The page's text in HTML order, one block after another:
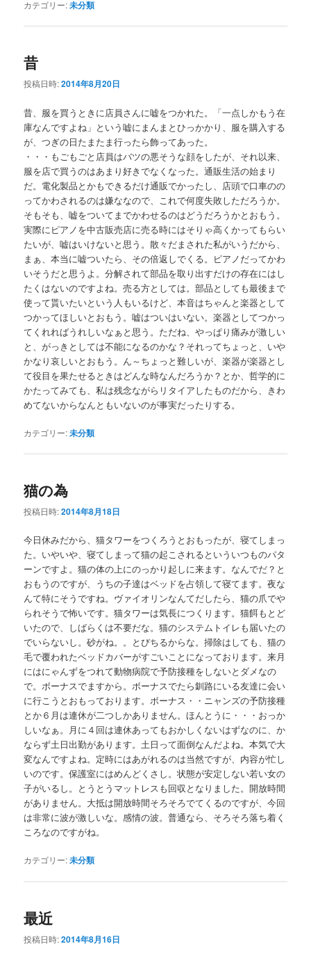
カテゴリー:未分類
昔
投稿日時:2014年8月20日
昔、服を買うときに店員さんに嘘をつかれた。「一点しかもう在
庫なんですよね」という嘘にまんまとひっかかり、服を購入する
が、つぎの日たまたま行ったら飾ってあった。
・・・もごもごと店員はバツの悪そうな顔をしたが、それ以来、
服を店で買うのはあまり好きでなくなった。通販生活の始まり
だ。電化製品とかもできるだけ通販でかったし、店頭で口車のの
ってかわされるのは嫌ななので、これで何度失敗しただろうか。
そもそも、嘘をついてまでかわせるのはどうだろうかとおもう。
実際にピアノを中古販売店に売る時にはそりゃ高くかってもらい
たいが、嘘はいけないと思う。散々だまされた私がいうだから、
まぁ、本当に嘘ついたら、その倍返しでくる。ピアノだってかわ
いそうだと思うよ。分解されて部品を取り出すだけの存在にはし
たくはないのですよね。売る方としては。部品としても最後まで
使って貰いたいという人もいるけど、本音はちゃんと楽器として
つかってほしいとおもう。嘘はついはいない。楽器としてつかっ
てくれればうれしいなぁと思う。ただね、やっぱり痛みが激しい
と、がっきとしては不能になるのかな？それってちょっと、いや
かなり哀しいとおもう。ん～ちょっと難しいが、楽器が楽器とし
て役目を果たせるときはどんな時なんだろうか？とか、哲学的に
かたってみても、私は残念ながらリタイアしたものだから、きわ
めてないからなんともいないのが事実だったりする。
カテゴリー:未分類
猫の為
投稿日時:2014年8月18日
今日休みだから、猫タワーをつくろうとおもったが、寝てしまっ
た。いやいや、寝てしまって猫の起こされるといういつものパタ
ーンですよ。猫の体の上にのっかり起しに来ます。なんでだ？と
おもうのですが、うちの子達はベッドを占領して寝てます。夜な
んて特にそうですね。ヴァイオリンなんてだしたら、猫の爪でや
られそうで怖いです。猫タワーは気長につくります。猫餌もとど
いたので、しばらくは不要だな。猫のシステムトイレも届いたの
でいらないし。砂がね。。とびちるからな。掃除はしても、猫の
毛で覆われたベッドカバーがすごいことになっております。来月
にはにゃんずをつれて動物病院で予防接種をしないとダメなの
で。ボーナスでますから。ボーナスでたら釧路にいる友達に会い
に行こうとおもっております。ボーナス・・ニャンズの予防接種
とか６月は連休が二つしかありません。ほんとうに・・・おっか
しいなぁ。月に４回は連休あってもおかしくないはずなのに、か
ならず土日出勤があります。土日って面倒なんだよね。本気で大
変なんですよね。定時にはあがれるのは当然ですが、内容が忙し
いのです。保護室にはめんどくさし。状態が安定しない若い女の
子がいるし。とうとうマットレスも回収となりました。開放時間
がありません。大抵は開放時間そろそろでてくるのですが、今回
は非常に波が激しいな。感情の波。普通なら、そろそろ落ち着く
ころなのですがね。
カテゴリー:未分類
最近
投稿日時:2014年8月16日